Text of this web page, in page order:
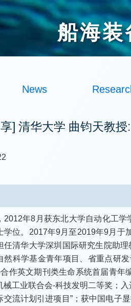
船海装
News
] 清华大学 曲钧天教
2012年8月获东北大学自动化工
学位。2017年9月至2019年9月于
任清华大学深圳国际研究生院助
然科学基金青年项目、省重点研
作英文期刊类生命系统首届青年
械工业联合会-科技发明二等奖；
交流计划引进项目”；获中国电子